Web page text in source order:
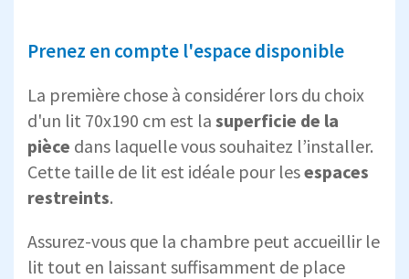
Prenez en compte l'espace disponible
La première chose à considérer lors du choix
d'un lit 70x190 cm est la superficie de la
pièce dans laquelle vous souhaitez l’installer.
Cette taille de lit est idéale pour lesespaces
restreints.
Assurez-vous que la chambre peut accueillir le
lit tout en laissant suffisamment de place